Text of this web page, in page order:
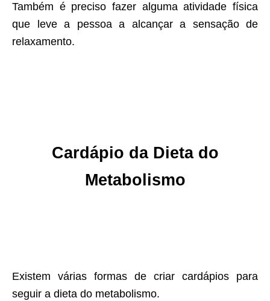
Também é preciso fazer alguma atividade física
que leve a pessoa a alcançar a sensação de
relaxamento.
Cardápio da Dieta do
Metabolismo
Existem várias formas de criar cardápios para
seguir a dieta do metabolismo.